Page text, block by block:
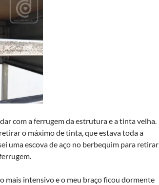
com a ferrugem da estrutura e a tinta velha.
o máximo de tinta, que estava toda a
uma escova de aço no berbequim para retirar
mais intensivo e o meu braço ficou dormente